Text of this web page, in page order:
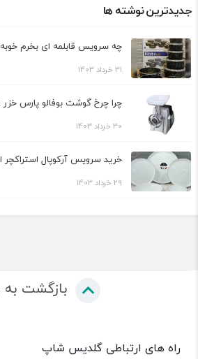
جدیدترین نوشته ها
چه سرویس قابلمه ای بخرم
31 خرداد 1403
چرا چرخ گوشت بوفالو پارس خزر
30 خرداد 1403
خرید سرویس آرکوپال
29 خرداد 1403
بازگشت به
راه های ارتباطی گلدیس شاپ